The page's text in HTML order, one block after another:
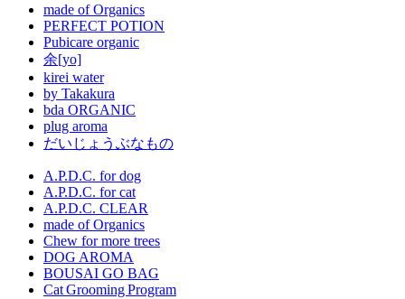
made of Organics
PERFECT POTION
Pubicare organic
余[yo]
kirei water
by Takakura
bda ORGANIC
plug aroma
だいじょうぶなもの
A.P.D.C. for dog
A.P.D.C. for cat
A.P.D.C. CLEAR
made of Organics
Chew for more trees
DOG AROMA
BOUSAI GO BAG
Cat Grooming Program